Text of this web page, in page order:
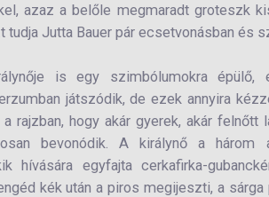
azaz a belőle megmaradt groteszk
tudja Jutta Bauer pár ecsetvonásban és
is egy szimbólumokra épülő,
játszódik, de ezek annyira
rajzban, hogy akár gyerek, akár felnőtt
bevonódik. A királynő a három
hívására egyfajta cerkafirka-
kék után a piros megijeszti, a sárga